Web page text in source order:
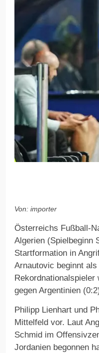
Von: importer
Österreichs Fußball-
Algerien (Spielbeginn
Startformation in
Arnautovic beginnt
gegen Argentinien
Philipp Lienhart und
Mittelfeld vor. Laut
Schmid im
Jordanien begonnen